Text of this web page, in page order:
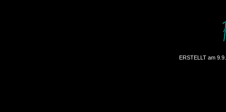
ERSTELLT am